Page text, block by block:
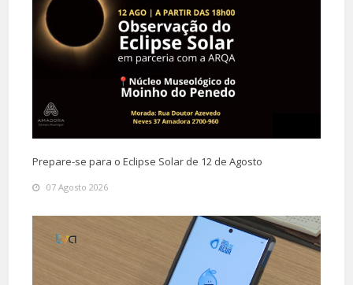
Prepare-se para o Eclipse Solar de 12 de Agosto
07 Agosto 2026